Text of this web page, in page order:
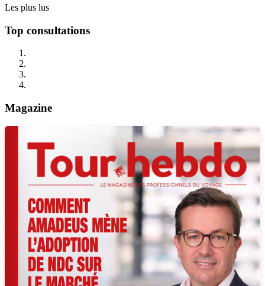
Les plus lus
Top consultations
Magazine